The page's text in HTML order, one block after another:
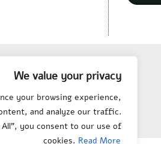
We value your privacy
your browsing experience,
and analyze our traffic.
you consent to our use of
cookies. Read More
toDepartment of
Science Teaching
Institute of
Science